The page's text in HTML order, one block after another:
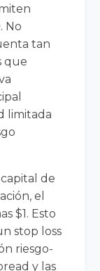
No
tan
que
limitada
de
el
$1. Esto
stop loss
riesgo-
y las